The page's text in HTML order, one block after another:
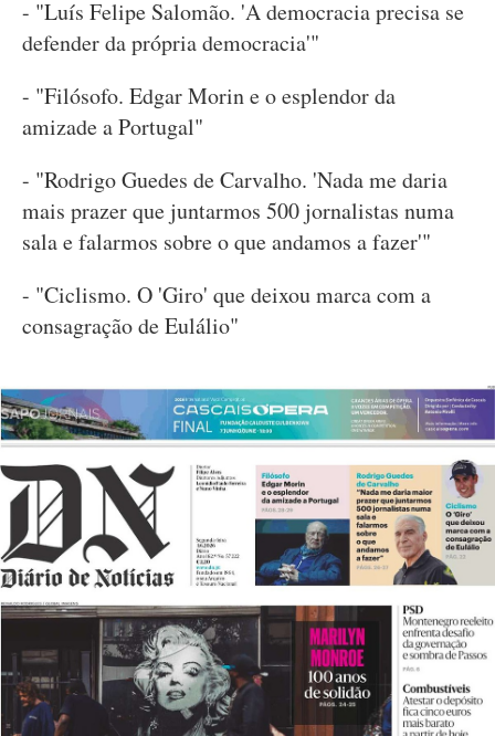
- "Luís Felipe Salomão. 'A democracia precisa se
defender da própria democracia'"
- "Filósofo. Edgar Morin e o esplendor da
amizade a Portugal"
- "Rodrigo Guedes de Carvalho. 'Nada me daria
mais prazer que juntarmos 500 jornalistas numa
sala e falarmos sobre o que andamos a fazer'"
- "Ciclismo. O 'Giro' que deixou marca com a
consagração de Eulálio"